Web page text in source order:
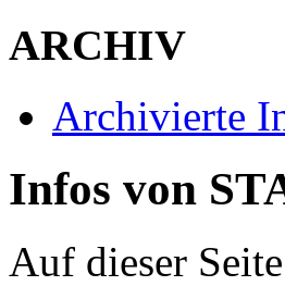
ARCHIV
Archivierte
Infos von
Auf dieser